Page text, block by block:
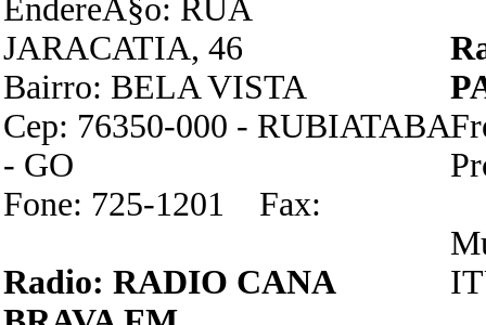
EndereÃ§o: RUA
JARACATIA, 46
Bairro: BELA VISTA
Cep: 76350-000 - RUBIATABA
- GO
Fone: 725-1201 Fax:
Radio: RADIO CANA